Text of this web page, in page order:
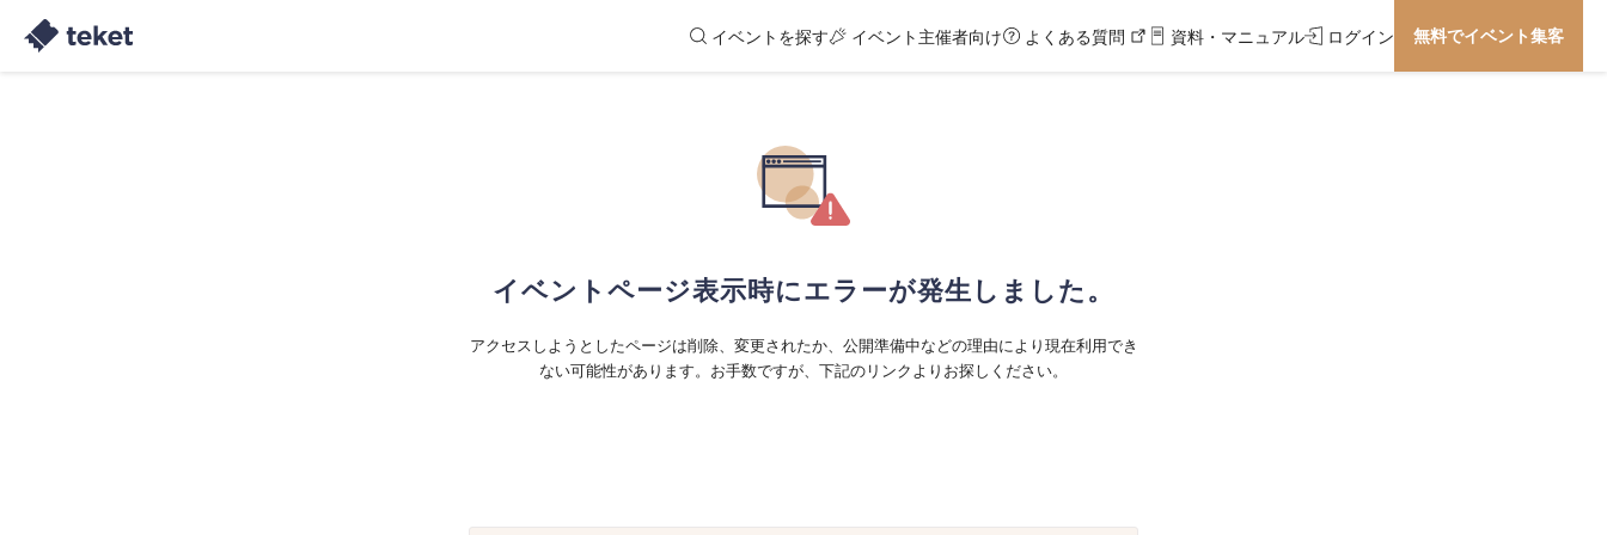
イベントを探す イベント主催者向け よくある質問 資料・マニュアル ログイン 無料でイベント集客
イベントページ表示時にエラーが発生しました。
アクセスしようとしたページは削除、変更されたか、公開準備中などの理由により現在利用でき
ない可能性があります。お手数ですが、下記のリンクよりお探しください。